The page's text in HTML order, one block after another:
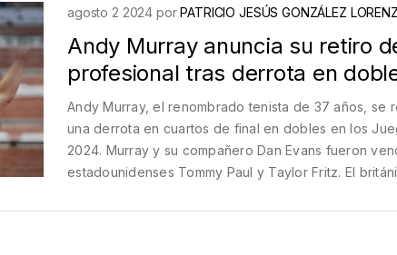
agosto 2 2024 porPATRICIO JESÚS GONZÁLEZ
Andy Murray anuncia su retiro
profesional tras derrota en
Andy Murray, el renombrado tenista de 37 años, se
una derrota en cuartos de final en dobles en los
2024. Murray y su compañero Dan Evans fueron
estadounidenses Tommy Paul y Taylor Fritz. El
olímpicas.